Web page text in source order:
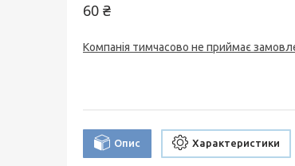
60 ₴
Компанія тимчасово не приймає
Опис Характеристики